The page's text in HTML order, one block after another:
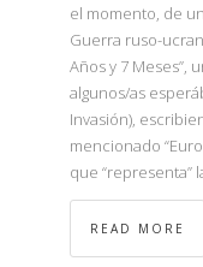
el momento, de
Guerra ruso-
Años y 7 Meses”,
algunos/as
Invasión),
mencionado
que “representa”
READ MORE